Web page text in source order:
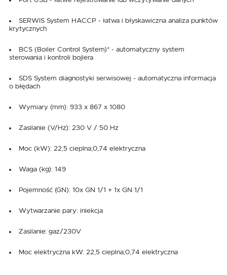
SERWIS System HACCP - łatwa i błyskawiczna analiza punktów
krytycznych
BCS (Boiler Control System)* - automatyczny system
sterowania i kontroli bojlera
SDS System diagnostyki serwisowej - automatyczna informacja
o błędach
Wymiary (mm): 933 x 867 x 1080
Zasilanie (V/Hz): 230 V / 50 Hz
Moc (kW): 22,5 cieplna;0,74 elektryczna
Waga (kg): 149
Pojemność (GN): 10x GN 1/1 + 1x GN 1/1
Wytwarzanie pary: iniekcja
Zasilanie: gaz/230V
Moc elektryczna kW: 22,5 cieplna;0,74 elektryczna